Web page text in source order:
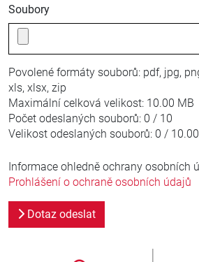
Soubory
Povolené formáty souborů: pdf, jpg,
xls, xlsx, zip
Maximální celková velikost: 10.00 MB
Počet odeslaných souborů: 0 / 10
Velikost odeslaných souborů: 0 /
Informace ohledně ochrany osobních
Prohlášení o ochraně osobních údajů
Dotaz odeslat